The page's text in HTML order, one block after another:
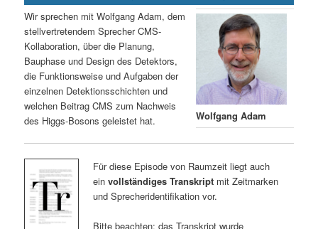
g
e
n
i
n
g
e
Wolfgang Adam
Wir sprechen mit Wolfgang Adam, dem
stellvertretendem Sprecher CMS-
Kollaboration, über die Planung,
Bauphase und Design des Detektors,
die Funktionsweise und Aufgaben der
einzelnen Detektionsschichten und
welchen Beitrag CMS zum Nachweis
des Higgs-Bosons geleistet hat.
Für diese Episode von Raumzeit liegt auch
ein vollständiges Transkriptmit Zeitmarken
und Sprecheridentifikation vor.
Bitte beachten: das Transkript wurde